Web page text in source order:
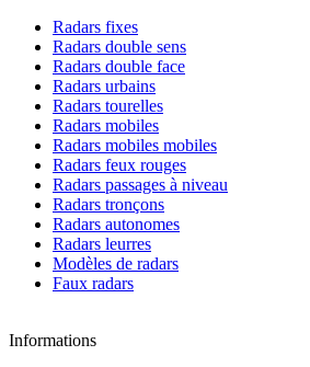
Radars fixes
Radars double sens
Radars double face
Radars urbains
Radars tourelles
Radars mobiles
Radars mobiles mobiles
Radars feux rouges
Radars passages à niveau
Radars tronçons
Radars autonomes
Radars leurres
Modèles de radars
Faux radars
Informations